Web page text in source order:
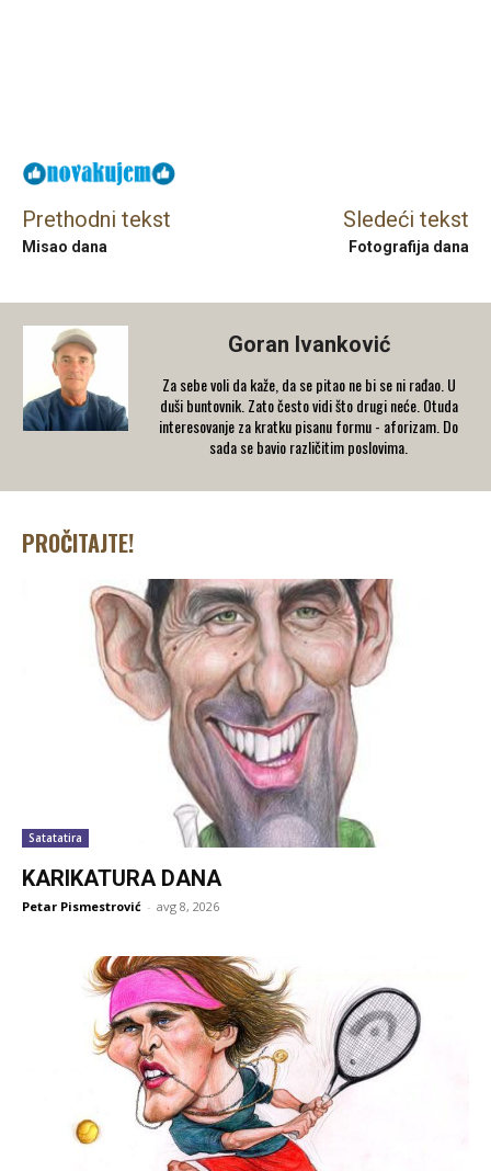
Prethodni tekst
Misao dana
Sledeći tekst
Fotografija dana
Goran Ivanković
Za sebe voli da kaže, da se pitao ne bi se ni rađao. U
duši buntovnik. Zato često vidi što drugi neće. Otuda
interesovanje za kratku pisanu formu - aforizam. Do
sada se bavio različitim poslovima.
PROČITAJTE!
Satatatira
KARIKATURA DANA
Petar Pismestrović - avg 8, 2026